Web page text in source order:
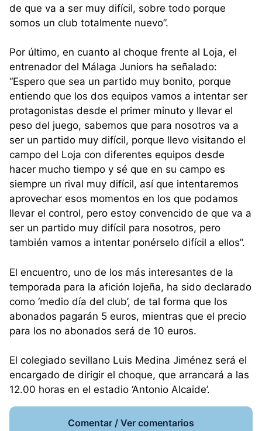
de que va a ser muy difícil, sobre todo porque
somos un club totalmente nuevo”.
Por último, en cuanto al choque frente al Loja, el
entrenador del Málaga Juniors ha señalado:
“Espero que sea un partido muy bonito, porque
entiendo que los dos equipos vamos a intentar ser
protagonistas desde el primer minuto y llevar el
peso del juego, sabemos que para nosotros va a
ser un partido muy difícil, porque llevo visitando el
campo del Loja con diferentes equipos desde
hacer mucho tiempo y sé que en su campo es
siempre un rival muy difícil, así que intentaremos
aprovechar esos momentos en los que podamos
llevar el control, pero estoy convencido de que va a
ser un partido muy difícil para nosotros, pero
también vamos a intentar ponérselo difícil a ellos”.
El encuentro, uno de los más interesantes de la
temporada para la afición lojeña, ha sido declarado
como ‘medio día del club’, de tal forma que los
abonados pagarán 5 euros, mientras que el precio
para los no abonados será de 10 euros.
El colegiado sevillano Luis Medina Jiménez será el
encargado de dirigir el choque, que arrancará a las
12.00 horas en el estadio ‘Antonio Alcaide’.
Comentar / Ver comentarios